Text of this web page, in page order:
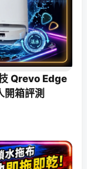
Qrevo Edge
開箱評測